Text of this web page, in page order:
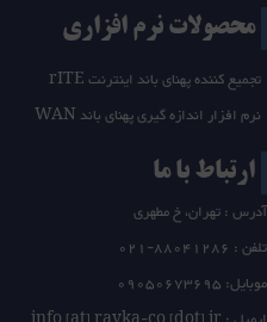
محصولات نرم افزاری
تجمیع کننده پهنای باند اینترنت rITE
نرم افزار اندازه گیری پهنای باند WAN
ارتباط با ما
آدرس : تهران، خ مطهری
تلفن : 21-88041286
0
موبایل: 09050673695